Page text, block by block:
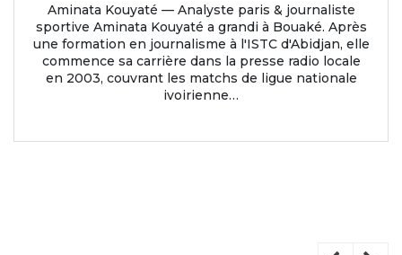
Aminata Kouyaté — Analyste paris & journaliste
sportive Aminata Kouyaté a grandi à Bouaké. Après
une formation en journalisme à l'ISTC d'Abidjan, elle
commence sa carrière dans la presse radio locale
en 2003, couvrant les matchs de ligue nationale
ivoirienne…